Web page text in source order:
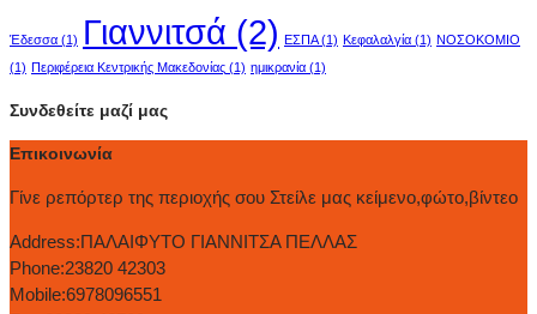
Έδεσσα (1) Γιαννιτσά (2) ΕΣΠΑ(1) Κεφαλαλγία (1) ΝΟΣΟΚΟΜΙΟ
(1) Περιφέρεια Κεντρικής Μακεδονίας (1) ημικρανία (1)
Συνδεθείτε μαζί μας
Επικοινωνία
Γίνε ρεπόρτερ της περιοχής σου Στείλε μας κείμενο,φώτο,βίντεο
Address:ΠΑΛΑΙΦΥΤΟ ΓΙΑΝΝΙΤΣΑ ΠΕΛΛΑΣ
Phone:23820 42303
Mobile:6978096551